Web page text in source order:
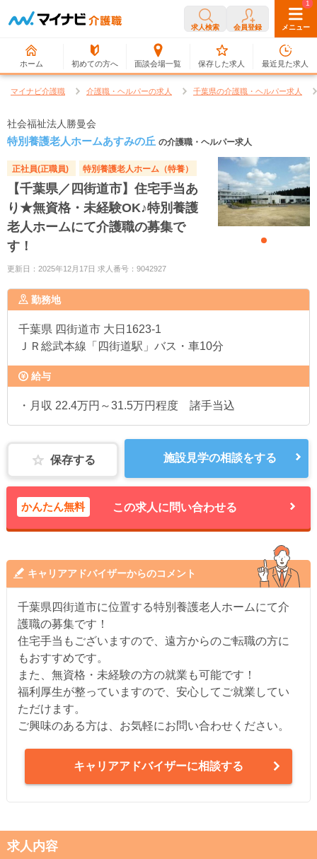
求人検索 会員登録 メニュー
ホーム 初めての方へ 面談会場一覧
0
保存した求人
1
最近見た求人
マイナビ介護職 介護職・ヘルパーの求人 千葉県の介護職・ヘルパー求人
社会福祉法人勝曼会
特別養護老人ホームあすみの丘 の介護職・ヘルパー求人
正社員(正職員) 特別養護老人ホーム（特養）
【千葉県／四街道市】住宅手当あ
り★無資格・未経験OK♪特別養護
老人ホームにて介護職の募集で
す！
更新日：2025年12月17日 求人番号：9042927
勤務地
千葉県 四街道市 大日1623-1
ＪＲ総武本線「四街道駅」バス・車10分
給与
・月収 22.4万円～31.5万円程度 諸手当込
保存する 施設見学の相談をする
かんたん無料 この求人に問い合わせる
キャリアアドバイザーからのコメント
千葉県四街道市に位置する特別養護老人ホームにて介
護職の募集です！
住宅手当もございますので、遠方からのご転職の方に
もおすすめです。
また、無資格・未経験の方の就業も可能です！
福利厚生が整っていますので、安心してご就業してい
ただけます。
ご興味のある方は、お気軽にお問い合わせください。
キャリアアドバイザーに相談する
求人内容